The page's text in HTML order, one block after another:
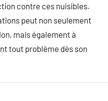
contre ces nuisibles.
peut non seulement
mais également à
tout problème dès son